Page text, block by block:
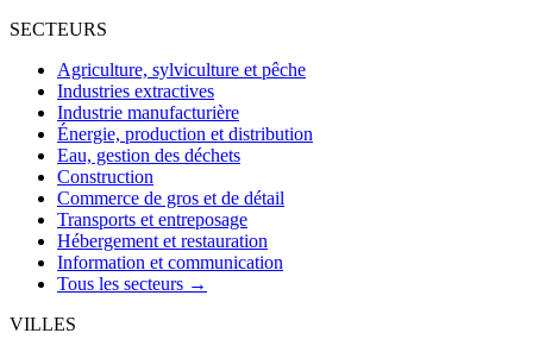
SECTEURS
Agriculture, sylviculture et pêche
Industries extractives
Industrie manufacturière
Énergie, production et distribution
Eau, gestion des déchets
Construction
Commerce de gros et de détail
Transports et entreposage
Hébergement et restauration
Information et communication
Tous les secteurs →
VILLES